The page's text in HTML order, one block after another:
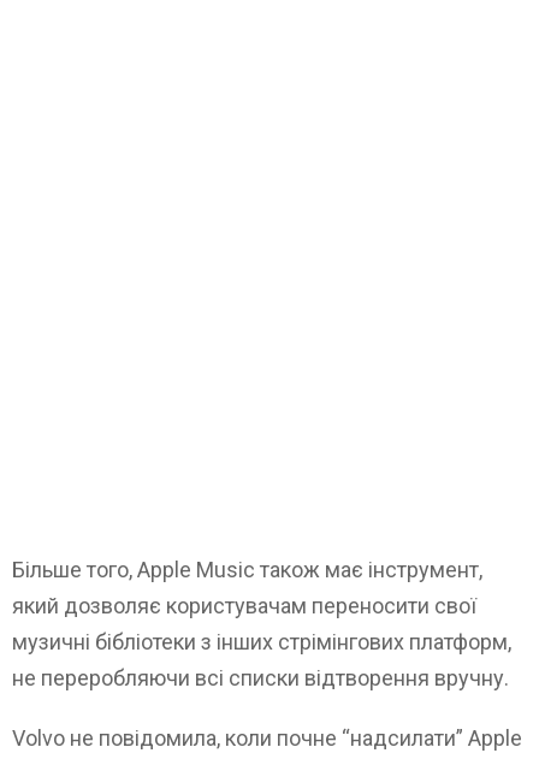
Більше того, Apple Music також має інструмент,
який дозволяє користувачам переносити свої
музичні бібліотеки з інших стрімінгових платформ,
не переробляючи всі списки відтворення вручну.
Volvo не повідомила, коли почне “надсилати” Apple